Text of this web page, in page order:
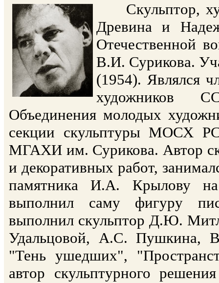
Скульптор,
Древина и
Отечественной
В.И. Сурикова.
(1954). Являлся
художников
Объединения молодых
секции скульптуры МОСХ
МГАХИ им. Сурикова. Автор
и декоративных работ,
памятника И.А. Крылову
выполнил саму фигуру
выполнил скульптор Д.Ю.
Удальцовой, А.С. Пушкина,
"Тень ушедших",
автор скульптурного